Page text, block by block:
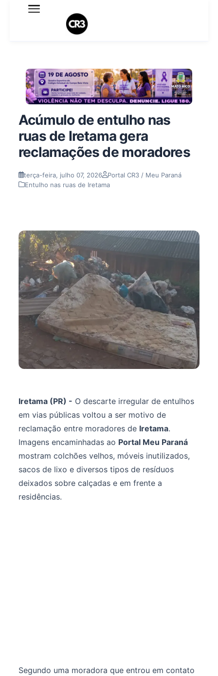
Expediente
Termo de Uso
Sobre o blog
Acúmulo de entulho nas
ruas de Iretama gera
reclamações de moradores
terça-feira, julho 07, 2026
Portal CR3 / Meu Paraná
Entulho nas ruas de Iretama
Iretama (PR) - O descarte irregular de entulhos
em vias públicas voltou a ser motivo de
reclamação entre moradores de Iretama.
Imagens encaminhadas ao Portal Meu Paraná
mostram colchões velhos, móveis inutilizados,
sacos de lixo e diversos tipos de resíduos
deixados sobre calçadas e em frente a
residências.
Segundo uma moradora que entrou em contato